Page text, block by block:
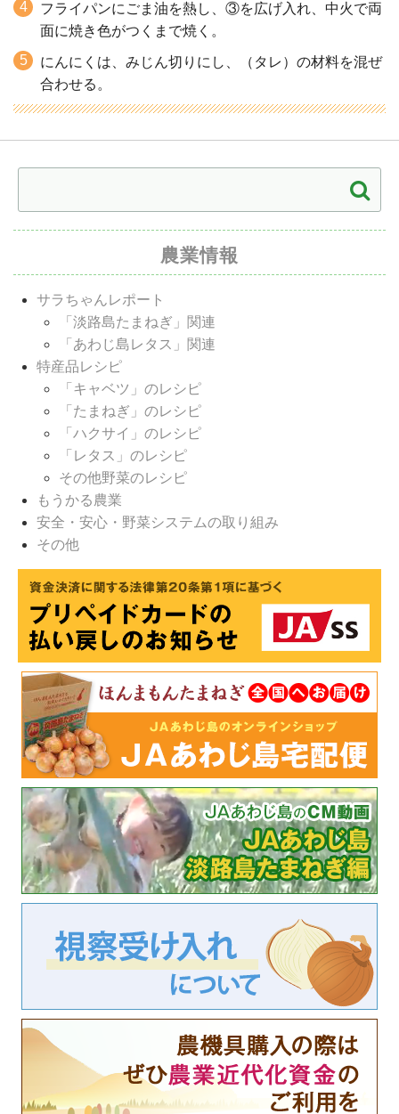
フライパンにごま油を熱し、③を広げ入れ、中火で両
面に焼き色がつくまで焼く。
にんにくは、みじん切りにし、（タレ）の材料を混ぜ
合わせる。
農業情報
サラちゃんレポート
「淡路島たまねぎ」関連
「あわじ島レタス」関連
特産品レシピ
「キャベツ」のレシピ
「たまねぎ」のレシピ
「ハクサイ」のレシピ
「レタス」のレシピ
その他野菜のレシピ
もうかる農業
安全・安心・野菜システムの取り組み
その他